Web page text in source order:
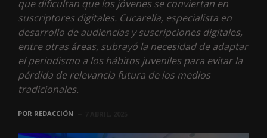
que dificultan que los jóvenes se conviertan en
suscriptores digitales. Cucarella, especialista en
desarrollo de audiencias y suscripciones digitales,
entre otras áreas, subrayó la necesidad de adaptar
el periodismo a los hábitos juveniles para evitar la
pérdida de relevancia futura de los medios
tradicionales.
POR REDACCIÓN